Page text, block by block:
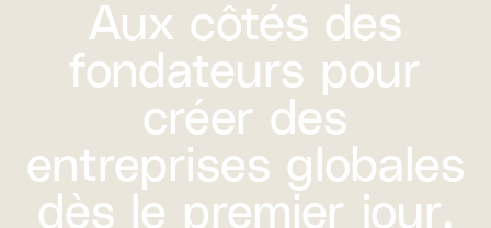
Aux côtés des
fondateurs pour
créer des
entreprises globales
dès le premier jour.